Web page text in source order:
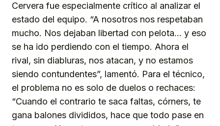
Cervera fue especialmente crítico al analizar el
estado del equipo. “A nosotros nos respetaban
mucho. Nos dejaban libertad con pelota… y eso
se ha ido perdiendo con el tiempo. Ahora el
rival, sin diabluras, nos atacan, y no estamos
siendo contundentes”, lamentó. Para el técnico,
el problema no es solo de duelos o rechaces:
“Cuando el contrario te saca faltas, córners, te
gana balones divididos, hace que todo pase en